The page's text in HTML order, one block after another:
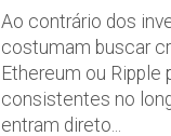
Ao contrário dos
costumam buscar
Ethereum ou Ripple
consistentes no
entram direto...